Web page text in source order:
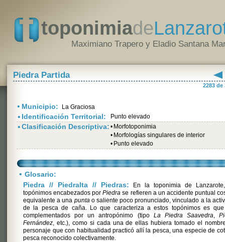
toponimiade
Maximiano Trapero y Eladio Santana
Piedra Partida
2283 de
• Municipio: La Graciosa
• Identificación Territorial: Punto elevado
•Clasificación Descriptiva: • Morfotoponimia
• Morfologías singulares de interior
• Punto elevado
• Glosario:
Piedra // Piedralta // Piedras: En la toponimia de
topónimos encabezados porPiedra se refieren a un accidente puntual
equivalente a una puntao saliente poco pronunciado, vinculado a la
de la pesca de caña. Lo que caracteriza a estos topónimos es
complementados por un antropónimo (tipo La Piedra Saavedra,
Fernández, etc.), como si cada una de ellas hubiera tomado el
personaje que con habitualidad practicó allí la pesca, una especie de
pesca reconocido colectivamente.